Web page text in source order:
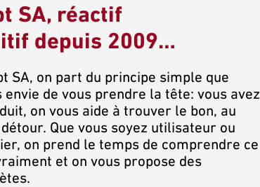
SA, réactif
depuis 2009…
SA, on part du principe simple que
envie de vous prendre la tête: vous avez
on vous aide à trouver le bon, au
Que vous soyez utilisateur ou
on prend le temps de comprendre ce
et on vous propose des